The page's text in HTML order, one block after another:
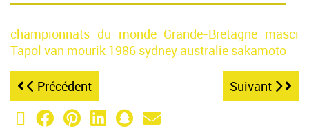
championnats du monde Grande-Bretagne masci
Tapol van mourik 1986 sydney australie sakamoto
Précédent Suivant
X (Twitter)
Facebook
Pinterest
LinkedIn
Snapchat
Email